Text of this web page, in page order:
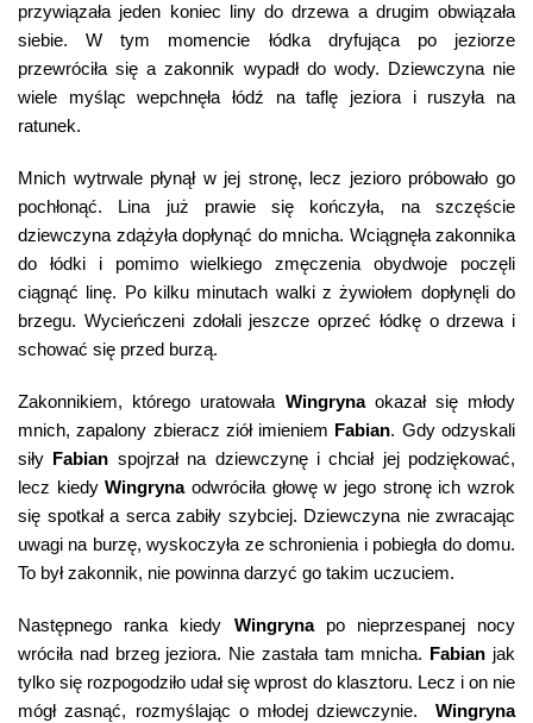
przywiązała jeden koniec liny do drzewa a drugim obwiązała
siebie. W tym momencie łódka dryfująca po jeziorze
przewróciła się a zakonnik wypadł do wody. Dziewczyna nie
wiele myśląc wepchnęła łódź na taflę jeziora i ruszyła na
ratunek.
Mnich wytrwale płynął w jej stronę, lecz jezioro próbowało go
pochłonąć. Lina już prawie się kończyła, na szczęście
dziewczyna zdążyła dopłynąć do mnicha. Wciągnęła zakonnika
do łódki i pomimo wielkiego zmęczenia obydwoje poczęli
ciągnąć linę. Po kilku minutach walki z żywiołem dopłynęli do
brzegu. Wycieńczeni zdołali jeszcze oprzeć łódkę o drzewa i
schować się przed burzą.
Zakonnikiem, którego uratowała Wingrynaokazał się młody
mnich, zapalony zbieracz ziół imieniem Fabian. Gdy odzyskali
siły Fabian spojrzał na dziewczynę i chciał jej podziękować,
lecz kiedyWingrynaodwróciła głowę w jego stronę ich wzrok
się spotkał a serca zabiły szybciej. Dziewczyna nie zwracając
uwagi na burzę, wyskoczyła ze schronienia i pobiegła do domu.
To był zakonnik, nie powinna darzyć go takim uczuciem.
Następnego ranka kiedy Wingrynapo nieprzespanej nocy
wróciła nad brzeg jeziora. Nie zastała tam mnicha. Fabian jak
tylko się rozpogodziło udał się wprost do klasztoru. Lecz i on nie
mógł zasnąć, rozmyślając o młodej dziewczynie. Wingryna